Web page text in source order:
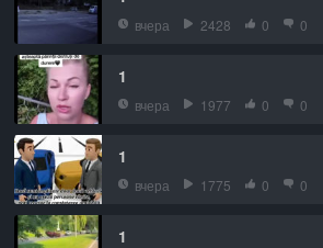
вчера 2428 0 0
1
вчера 1977 0 0
1
вчера 1775 0 0
1